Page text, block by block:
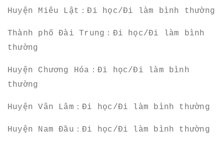
Huyện Miêu Lật：Đi học/Đi làm bình thường
Thành phố Đài Trung：Đi học/Đi làm bình
thường
Huyện Chương Hóa：Đi học/Đi làm bình
thường
Huyện Vân Lâm：Đi học/Đi làm bình thường
Huyện Nam Đầu：Đi học/Đi làm bình thường